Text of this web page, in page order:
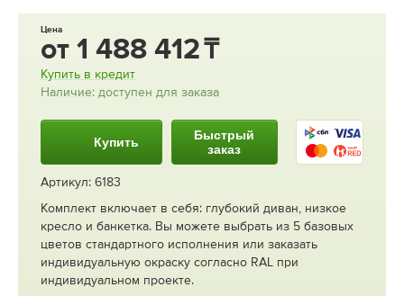
Цена
от 1 488 412
Купить в кредит
Наличие: доступен для заказа
Купить
Быстрый
заказ
Артикул: 6183
Комплект включает в себя: глубокий диван, низкое
кресло и банкетка. Вы можете выбрать из 5 базовых
цветов стандартного исполнения или заказать
индивидуальную окраску согласно RAL при
индивидуальном проекте.